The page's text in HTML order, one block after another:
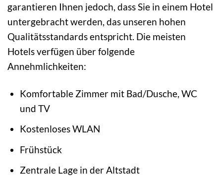
garantieren Ihnen jedoch, dass Sie in einem Hotel
untergebracht werden, das unseren hohen
Qualitätsstandards entspricht. Die meisten
Hotels verfügen über folgende
Annehmlichkeiten:
Komfortable Zimmer mit Bad/Dusche, WC
und TV
Kostenloses WLAN
Frühstück
Zentrale Lage in der Altstadt